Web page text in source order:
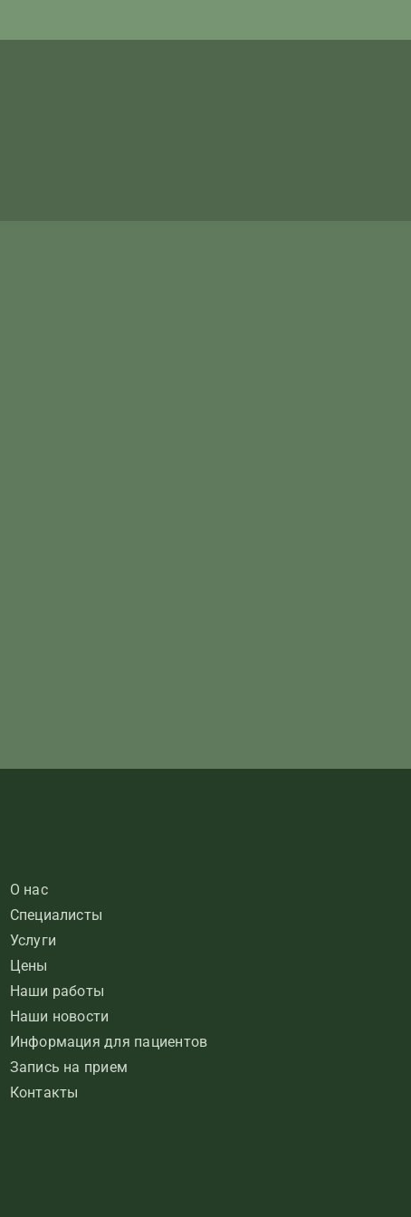
О нас
Специалисты
Услуги
Цены
Наши работы
Наши новости
Информация для пациентов
Запись на прием
Контакты